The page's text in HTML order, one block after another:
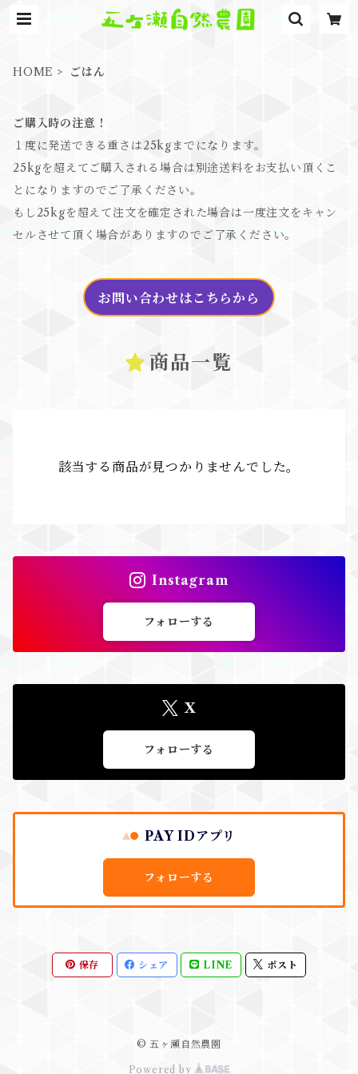
HOME ごはん
ご購入時の注意！
１度に発送できる重さは25kgまでになります。
25kgを超えてご購入される場合は別途送料をお支払い頂くこ
とになりますのでご了承ください。
もし25kgを超えて注文を確定された場合は一度注文をキャン
セルさせて頂く場合がありますのでご了承ください。
お問い合わせはこちらから
商品一覧
該当する商品が見つかりませんでした。
Instagram
フォローする
X
フォローする
PAY IDアプリ
フォローする
保存 シェア LINE ポスト
© 五ヶ瀬自然農園
Powered by